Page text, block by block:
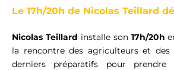
Le 17h/20h de Nicolas Teillard
Nicolas Teillard installe son 17h/20h
la rencontre des agriculteurs et des
derniers préparatifs pour prendre